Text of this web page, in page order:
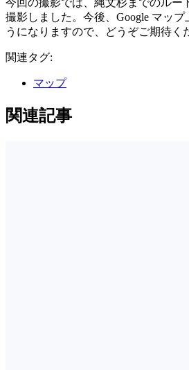
今回の撮影では、縄文杉までのルー
撮影しました。今後、Google マッ
うになりますので、どうぞご期待く
関連タグ:
マップ
関連記事